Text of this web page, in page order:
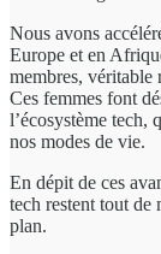
Nous avons
Europe et en
membres, véritable
Ces femmes font
l’écosystème tech,
nos modes de vie.
En dépit de ces
tech restent tout de
plan.